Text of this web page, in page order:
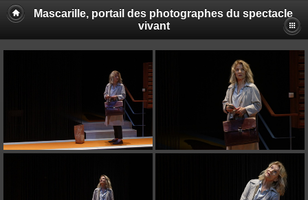
Mascarille, portail des photographes du spectacle
vivant